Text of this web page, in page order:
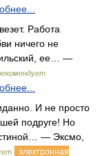
Работа
ничего не
ее… —
И не просто
подруге! Но
— Эксмо,
электронная